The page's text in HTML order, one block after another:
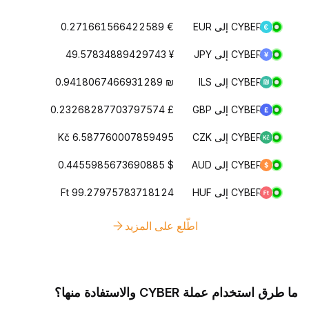
CYBER إلى EUR € 0.271661566422589
CYBER إلى JPY ¥ 49.57834889429743
CYBER إلى ILS ₪ 0.9418067466931289
CYBER إلى GBP £ 0.23268287703797574
CYBER إلى CZK Kč 6.587760007859495
CYBER إلى AUD $ 0.4455985673690885
CYBER إلى HUF Ft 99.27975783718124
اطّلع على المزيد
ما طرق استخدام عملة CYBER والاستفادة منها؟